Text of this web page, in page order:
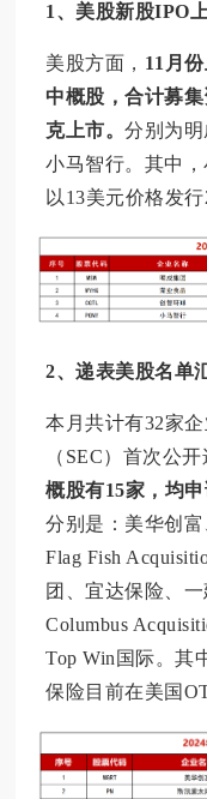
1、美股新股IPO
美股方面， 11月
中概股，合计募
克上市。分别为
小马智行。其中，
以13美元价格发
2、递表美股名单
本月共计有32家
（SEC）首次公
概股有15家，均
分别是：美华创富
Flag Fish
团、宜达保险、
Columbus
Top Win国际。其
保险目前在美国